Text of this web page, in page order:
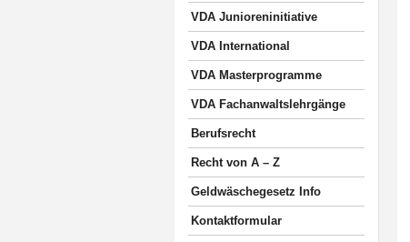
VDA Junioreninitiative
VDA International
VDA Masterprogramme
VDA Fachanwaltslehrgänge
Berufsrecht
Recht von A – Z
Geldwäschegesetz Info
Kontaktformular